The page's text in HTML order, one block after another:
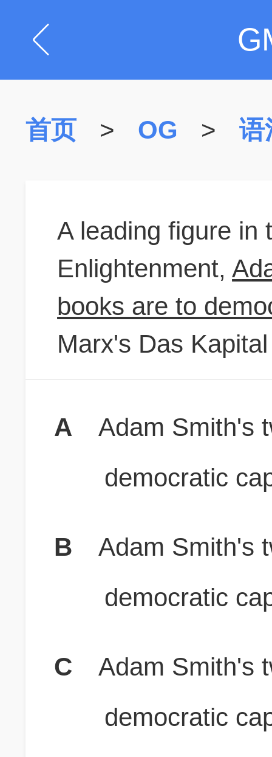
首页 > OG > 语
A leading figure in
Enlightenment,
books are to
Marx's Das
A
Adam Smith's
democratic
B
Adam Smith's
democratic
C
Adam Smith's
democratic